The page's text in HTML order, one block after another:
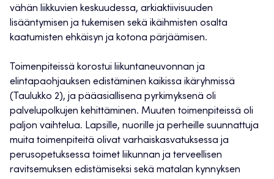
vähän liikkuvien keskuudessa, arkiaktiivisuuden
lisääntymisen ja tukemisen sekä ikäihmisten osalta
kaatumisten ehkäisyn ja kotona pärjäämisen.
Toimenpiteissä korostui liikuntaneuvonnan ja
elintapaohjauksen edistäminen kaikissa ikäryhmissä
(Taulukko 2), ja pääasiallisena pyrkimyksenä oli
palvelupolkujen kehittäminen. Muuten toimenpiteissä oli
paljon vaihtelua. Lapsille, nuorille ja perheille suunnattuja
muita toimenpiteitä olivat varhaiskasvatuksessa ja
perusopetuksessa toimet liikunnan ja terveellisen
ravitsemuksen edistämiseksi sekä matalan kynnyksen